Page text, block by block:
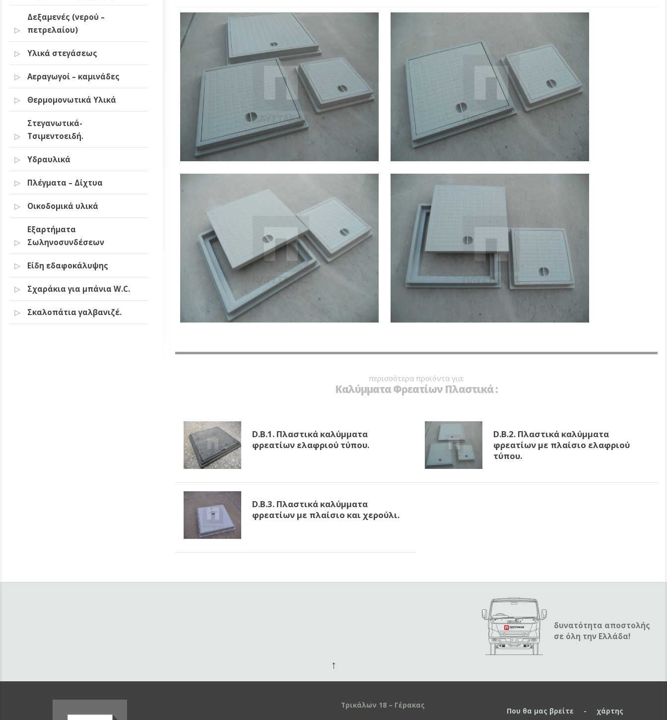
Δεξαμενές (νερού –
πετρελαίου)
Υλικά στεγάσεως
Αεραγωγοί – καμινάδες
Θερμομονωτικά Υλικά
Στεγανωτικά-
Τσιμεντοειδή.
Υδραυλικά
Πλέγματα – Δίχτυα
Οικοδομικά υλικά
Εξαρτήματα
Σωληνοσυνδέσεων
Είδη εδαφοκάλυψης
Σχαράκια για μπάνια W.C.
Σκαλοπάτια γαλβανιζέ.
περισσότερα προϊόντα για:
Καλύμματα Φρεατίων Πλαστικά :
D.B.1. Πλαστικά καλύμματα
φρεατίων ελαφριού τύπου.
D.B.2. Πλαστικά καλύμματα
φρεατίων με πλαίσιο ελαφριού
τύπου.
D.B.3. Πλαστικά καλύμματα
φρεατίων με πλαίσιο και χερούλι.
δυνατότητα αποστολής
σε όλη την Ελλάδα!
↑
Τρικάλων 18 – Γέρακας
Που θα μας βρείτε - χάρτης